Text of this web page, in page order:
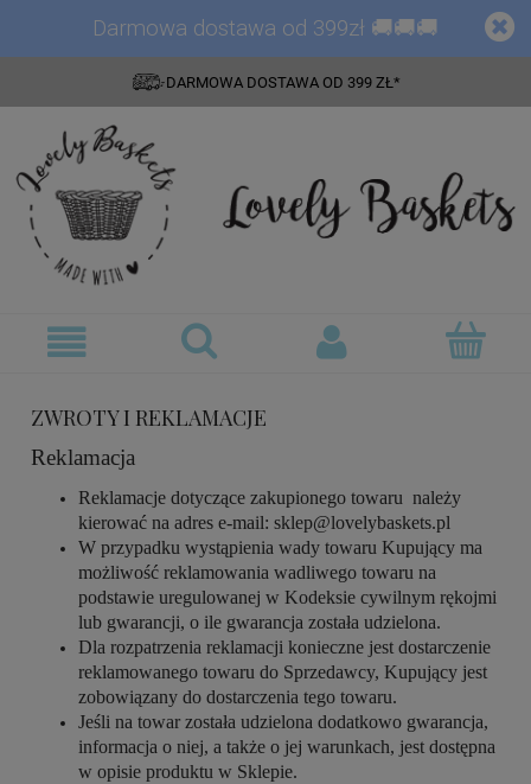
Darmowa dostawa od 399zł 🚚🚚🚚
DARMOWA DOSTAWA OD 399 ZŁ*
ZWROTY I REKLAMACJE
Reklamacja
Reklamacje dotyczące zakupionego towaru należy
kierować na adres e-mail: sklep@lovelybaskets.pl
W przypadku wystąpienia wady towaru Kupujący ma
możliwość reklamowania wadliwego towaru na
podstawie uregulowanej w Kodeksie cywilnym rękojmi
lub gwarancji, o ile gwarancja została udzielona.
Dla rozpatrzenia reklamacji konieczne jest dostarczenie
reklamowanego towaru do Sprzedawcy, Kupujący jest
zobowiązany do dostarczenia tego towaru.
Jeśli na towar została udzielona dodatkowo gwarancja,
informacja o niej, a także o jej warunkach, jest dostępna
w opisie produktu w Sklepie.